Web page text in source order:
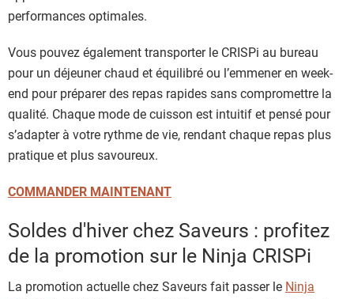
performances optimales.
Vous pouvez également transporter le CRISPi au bureau
pour un déjeuner chaud et équilibré ou l’emmener en week-
end pour préparer des repas rapides sans compromettre la
qualité. Chaque mode de cuisson est intuitif et pensé pour
s’adapter à votre rythme de vie, rendant chaque repas plus
pratique et plus savoureux.
COMMANDER MAINTENANT
Soldes d'hiver chez Saveurs : profitez
de la promotion sur le Ninja CRISPi
La promotion actuelle chez Saveurs fait passer le Ninja